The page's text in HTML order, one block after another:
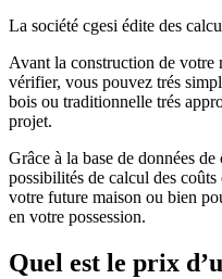
La société cgesi édite des
Avant la construction de votre
vérifier, vous pouvez trés
bois ou traditionnelle trés
projet.
Grâce à la base de données
possibilités de calcul des
votre future maison ou bien
en votre possession.
Quel est le prix